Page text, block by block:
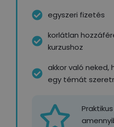
egyszeri fizetés
korlátlan
kurzushoz
akkor való neked,
egy témát